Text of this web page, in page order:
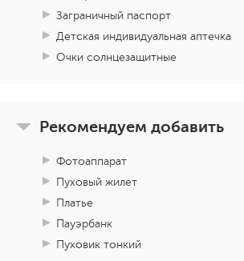
Заграничный паспорт
Детская индивидуальная аптечка
Очки солнцезащитные
Рекомендуем добавить
Фотоаппарат
Пуховый жилет
Платье
Пауэрбанк
Пуховик тонкий